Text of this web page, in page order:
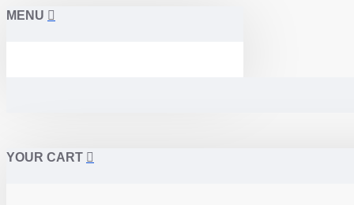
MENU
YOUR CART